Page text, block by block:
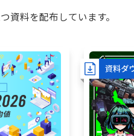
資料を配布しています。